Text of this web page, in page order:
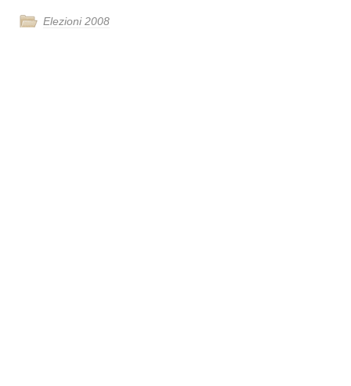
Elezioni 2008